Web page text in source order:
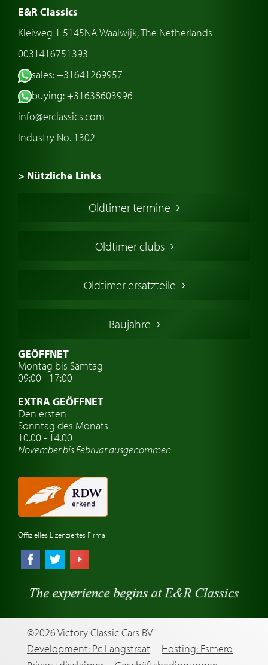
E&R Classics
Kleiweg 1 5145NA Waalwijk, The Netherlands
0031416751393
sales: +31641269957
buying: +31638603996
info@erclassics.com
Industry No. 1302
> Nützliche Links
Oldtimers in Europa
Englische Oldtimer
Deutsche Oldtimer
Schwedische Oldtimer
Oldtimer mit h-kennzeichen
Auto Oldtimer Markt
Oldtimer-Versicherung
Oldtimer-Clubs
Oldtimer-Reisen
Automarken uhren
Oldtimer termine
Oldtimer clubs
Oldtimer ersatzteile
Baujahre
GEÖFFNET
Montag bis Samtag
09:00 - 17:00
EXTRA GEÖFFNET
Den ersten
Sonntag des Monats
10.00 - 14.00
November bis Februar ausgenommen
Offizielles Lizenziertes Firma
©2026 Victory Classic Cars BV
Development: Pc Langstraat
Hosting: Esmero